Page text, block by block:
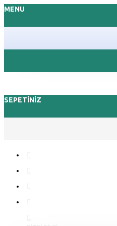
MENU
SEPETINIZ